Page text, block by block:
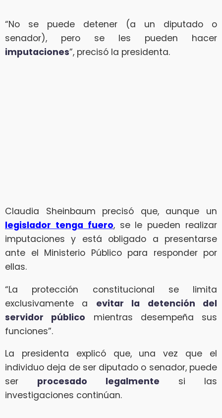
“No se puede detener (a un diputado o
senador), pero se les pueden hacer
imputaciones”, precisó la presidenta.
Claudia Sheinbaum precisó que, aunque un
legislador tenga fuero, se le pueden realizar
imputaciones y está obligado a presentarse
ante el Ministerio Público para responder por
ellas.
“La protección constitucional se limita
exclusivamente a evitar la detención del
servidor público mientras desempeña sus
funciones”.
La presidenta explicó que, una vez que el
individuo deja de ser diputado o senador, puede
ser procesado legalmente si las
investigaciones continúan.